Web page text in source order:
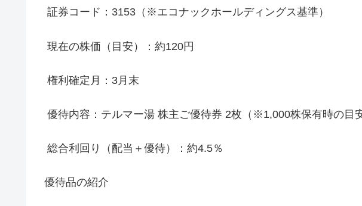
証券コード：3153（※エコナックホールディングス基準）
現在の株価（目安）：約120円
権利確定月：3月末
優待内容：テルマー湯 株主ご優待券 2枚（※1,000株保有時の目安
総合利回り（配当＋優待）：約4.5％
優待品の紹介